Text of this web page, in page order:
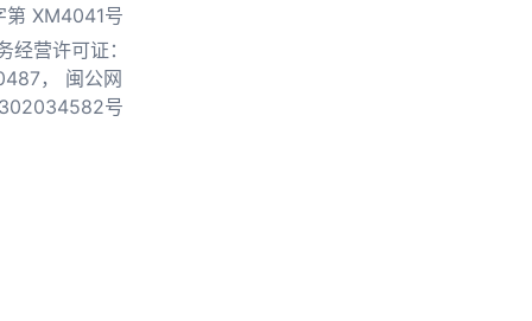
第 XM4041号
经营许可证：
，
闽公网
号